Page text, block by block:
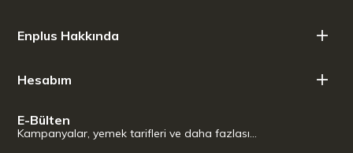
Enplus Hakkında
Hesabım
E-Bülten
Kampanyalar, yemek tarifleri ve daha fazlası…